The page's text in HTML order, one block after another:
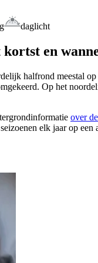
daglicht
en
halfrond meestal
Op het
over
elk jaar op een